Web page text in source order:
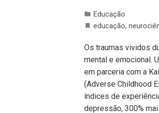
Educação
educação,
Os traumas vividos
mental e emocional.
em parceria com a
(Adverse Childhood
índices de
depressão, 300%